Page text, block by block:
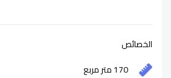
الخصائص
170 متر مربع